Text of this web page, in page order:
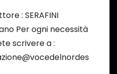
: SERAFINI
Per ogni necessità
scrivere a :